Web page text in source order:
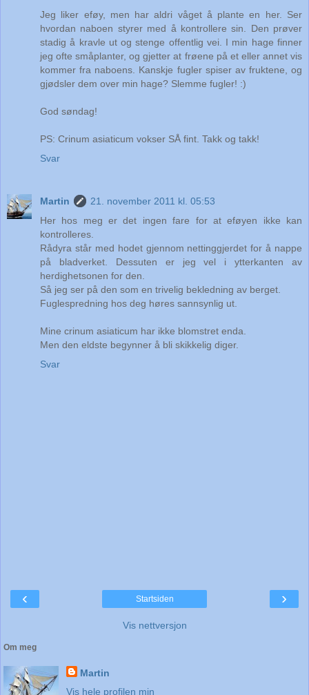
Jeg liker eføy, men har aldri våget å plante en her. Ser
hvordan naboen styrer med å kontrollere sin. Den prøver
stadig å kravle ut og stenge offentlig vei. I min hage finner
jeg ofte småplanter, og gjetter at frøene på et eller annet vis
kommer fra naboens. Kanskje fugler spiser av fruktene, og
gjødsler dem over min hage? Slemme fugler! :)
God søndag!
PS: Crinum asiaticum vokser SÅ fint. Takk og takk!
Svar
Martin
21. november 2011 kl. 05:53
Her hos meg er det ingen fare for at eføyen ikke kan
kontrolleres.
Rådyra står med hodet gjennom nettinggjerdet for å nappe
på bladverket. Dessuten er jeg vel i ytterkanten av
herdighetsonen for den.
Så jeg ser på den som en trivelig bekledning av berget.
Fuglespredning hos deg høres sannsynlig ut.
Mine crinum asiaticum har ikke blomstret enda.
Men den eldste begynner å bli skikkelig diger.
Svar
‹ ›
Startsiden
Vis nettversjon
Om meg
Martin
Vis hele profilen min